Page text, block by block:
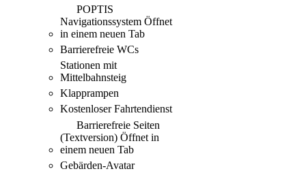
POPTIS
Navigationssystem Öffnet
in einem neuen Tab
Barrierefreie WCs
Stationen mit
Mittelbahnsteig
Klapprampen
Kostenloser Fahrtendienst
Barrierefreie Seiten
(Textversion) Öffnet in
einem neuen Tab
Gebärden-Avatar